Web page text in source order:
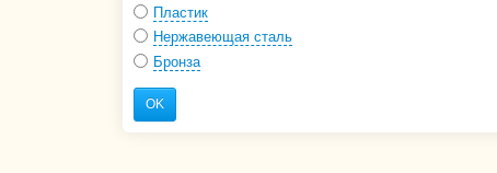
Пластик
Нержавеющая сталь
Бронза
OK